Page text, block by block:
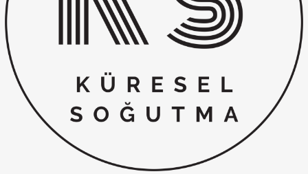
Fan
Fırın, Ocak ve Aspiratör
Klima
Kombi